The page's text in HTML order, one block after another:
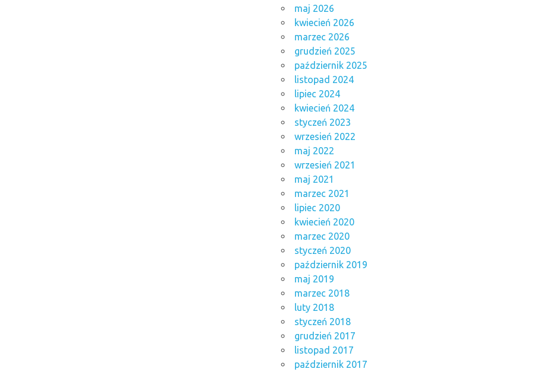
maj 2026
kwiecień 2026
marzec 2026
grudzień 2025
październik 2025
listopad 2024
lipiec 2024
kwiecień 2024
styczeń 2023
wrzesień 2022
maj 2022
wrzesień 2021
maj 2021
marzec 2021
lipiec 2020
kwiecień 2020
marzec 2020
styczeń 2020
październik 2019
maj 2019
marzec 2018
luty 2018
styczeń 2018
grudzień 2017
listopad 2017
październik 2017